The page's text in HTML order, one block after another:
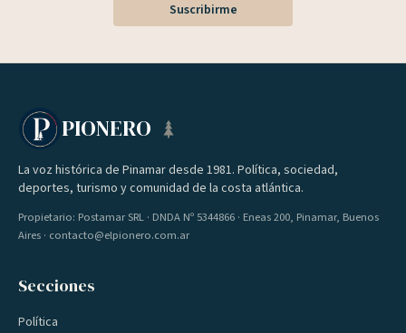
Suscribirme
PIONERO
La voz histórica de Pinamar desde 1981. Política, sociedad,
deportes, turismo y comunidad de la costa atlántica.
Propietario: Postamar SRL · DNDA Nº 5344866 · Eneas 200, Pinamar, Buenos
Aires · contacto@elpionero.com.ar
Secciones
Política